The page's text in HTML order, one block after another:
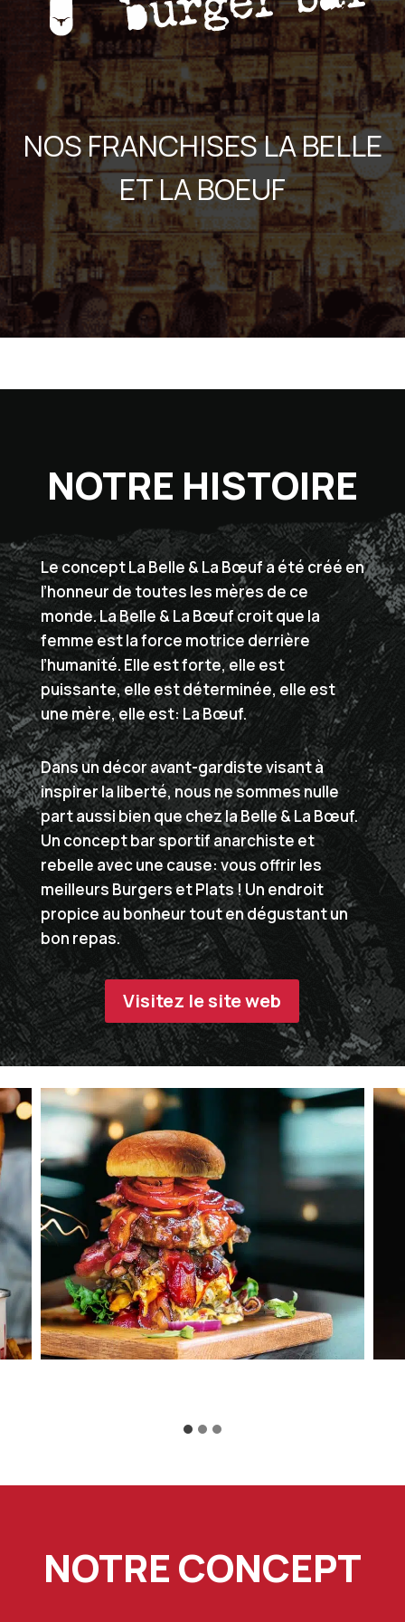
NOS FRANCHISES LA BELLE
ET LA BOEUF​​
NOTRE HISTOIRE
Le concept La Belle & La Bœuf a été créé en
l’honneur de toutes les mères de ce
monde. La Belle & La Bœuf croit que la
femme est la force motrice derrière
l’humanité. Elle est forte, elle est
puissante, elle est déterminée, elle est
une mère, elle est: La Bœuf.
Dans un décor avant-gardiste visant à
inspirer la liberté, nous ne sommes nulle
part aussi bien que chez la Belle & La Bœuf.
Un concept bar sportif anarchiste et
rebelle avec une cause: vous offrir les
meilleurs Burgers et Plats ! Un endroit
propice au bonheur tout en dégustant un
bon repas.
Visitez le site web
NOTRE CONCEPT